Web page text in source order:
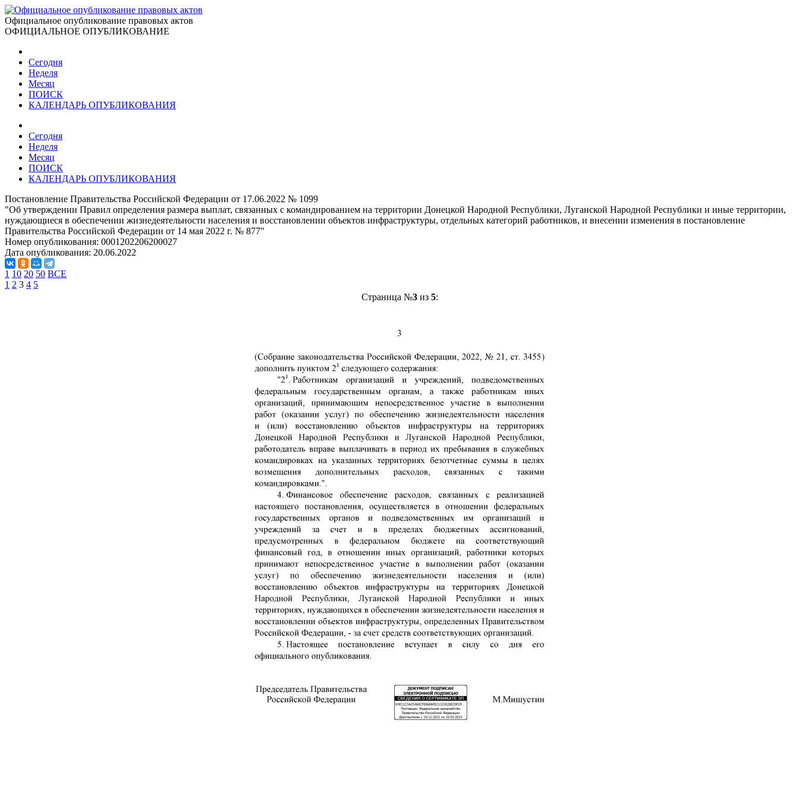
Официальное опубликование правовых актов
ОФИЦИАЛЬНОЕ ОПУБЛИКОВАНИЕ
Сегодня
Неделя
Месяц
ПОИСК
КАЛЕНДАРЬ ОПУБЛИКОВАНИЯ
Сегодня
Неделя
Месяц
ПОИСК
КАЛЕНДАРЬ ОПУБЛИКОВАНИЯ
Постановление Правительства Российской Федерации от 17.06.2022 № 1099
"Об утверждении Правил определения размера выплат, связанных с командированием на территории Донецкой Народной Республики, Луганской Народной Республики и иные территории,
нуждающиеся в обеспечении жизнедеятельности населения и восстановлении объектов инфраструктуры, отдельных категорий работников, и внесении изменения в постановление
Правительства Российской Федерации от 14 мая 2022 г. № 877"
Номер опубликования: 0001202206200027
Дата опубликования: 20.06.2022
1 10 20 50 ВСЕ
1 2 3 4 5
Страница №3из 5: